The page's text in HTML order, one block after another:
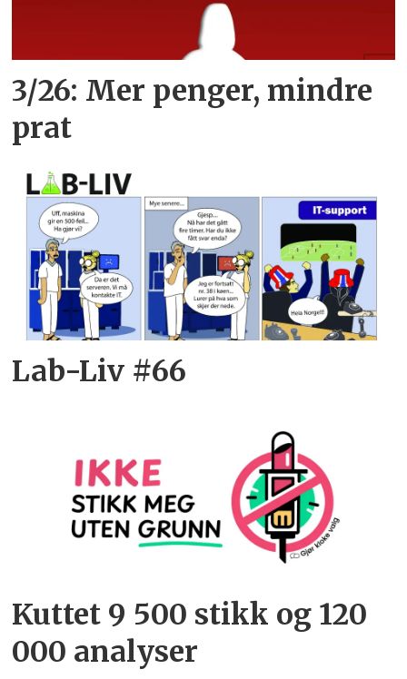
3/26: Mer penger, mindre
prat
Lab-Liv #66
Kuttet 9 500 stikk og 120
000 analyser